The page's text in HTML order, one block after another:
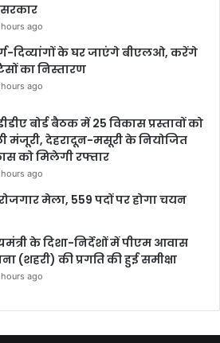
सरकार
ago
दिव्यांगों के घर जाएंगे बीएलओ, करेंगे
का निस्तारण
ago
बोर्ड बैठक में 25 विकास प्रस्तावों को
मंजूरी, देहरादून-मसूरी के नियोजित
को मिलेगी रफ्तार
ago
मेला, 559 पदों पर होगा चयन
के दिशा-निर्देशों में पीएम आवास
(शहरी) की प्रगति की हुई समीक्षा
ago